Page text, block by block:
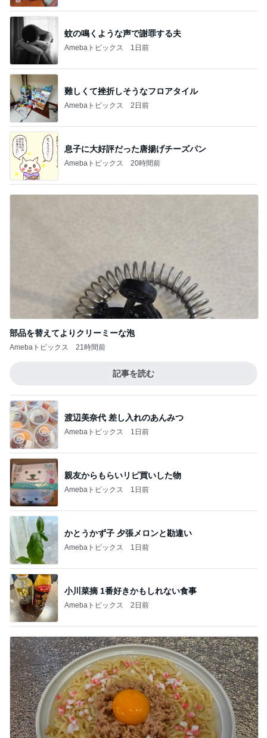
蚊の鳴くような声で謝罪する夫
Amebaトピックス 1日前
難しくて挫折しそうなフロアタイル
Amebaトピックス 2日前
息子に大好評だった唐揚げチーズパン
Amebaトピックス 20時間前
部品を替えてよりクリーミーな泡
Amebaトピックス 21時間前
記事を読む
渡辺美奈代 差し入れのあんみつ
Amebaトピックス 1日前
親友からもらいリピ買いした物
Amebaトピックス 1日前
かとうかず子 夕張メロンと勘違い
Amebaトピックス 1日前
小川菜摘 1番好きかもしれない食事
Amebaトピックス 2日前